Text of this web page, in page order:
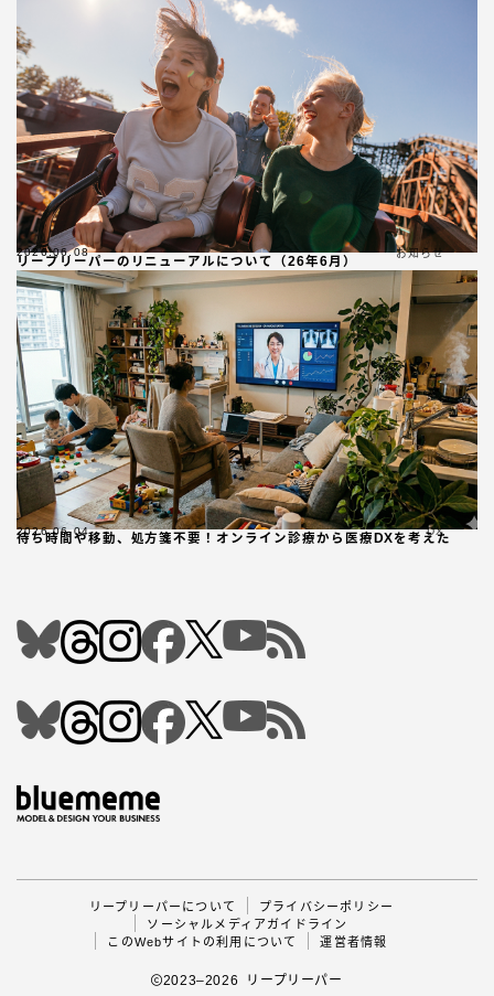
リープリーパーのリニューアルについて（26年6月）
2026.06.08 お知らせ
待ち時間や移動、処方箋不要！オンライン診療から医療DXを考えた
2026.06.04 DX
リープリーパーについて
プライバシーポリシー
ソーシャルメディアガイドライン
このWebサイトの利用について
運営者情報
2023–2026 リープリーパー